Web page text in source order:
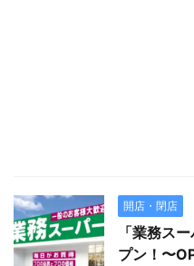
開店・閉店
「業務ス
プン！〜